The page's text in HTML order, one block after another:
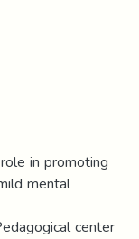
in promoting
mental
center